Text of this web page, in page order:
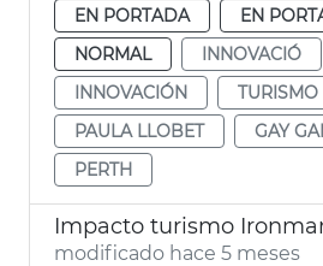
EN PORTADA
EN
NORMAL
INNOVACIÓ
INNOVACIÓN
TURISMO
PAULA LLOBET
GAY
PERTH
modificado hace 5 meses